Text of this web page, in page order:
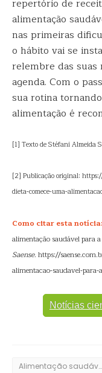
repertório de
alimentação
nas primeiras
o hábito vai se
relembre das suas
agenda. Com o
sua rotina
alimentação é
[1] Texto de Stéfani Almeida
[2] Publicação original:
dieta-comece-uma-
Como citar esta notícia:
alimentação saudável para
Saense. https://
alimentacao-saudavel-
Notícias
Alimentação saudável